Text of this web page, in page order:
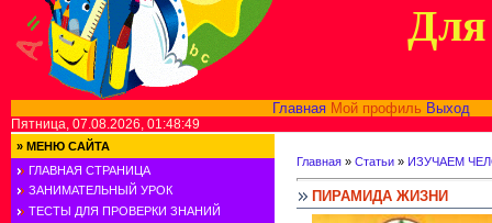
Для
Главная Мой профиль Выход
Пятница, 07.08.2026, 01:48:49
» МЕНЮ САЙТА
ГЛАВНАЯ СТРАНИЦА
ЗАНИМАТЕЛЬНЫЙ УРОК
ТЕСТЫ ДЛЯ ПРОВЕРКИ ЗНАНИЙ
Главная » Статьи » ИЗУЧАЕМ
ПИРАМИДА ЖИЗНИ